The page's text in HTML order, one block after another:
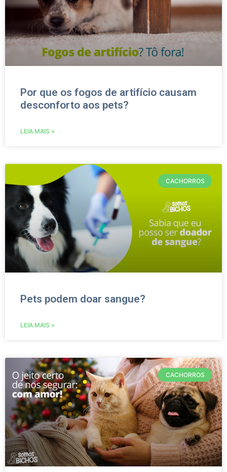
Por que os fogos de artifício causam
desconforto aos pets?
LEIA MAIS »
CACHORROS
Pets podem doar sangue?
LEIA MAIS »
CACHORROS